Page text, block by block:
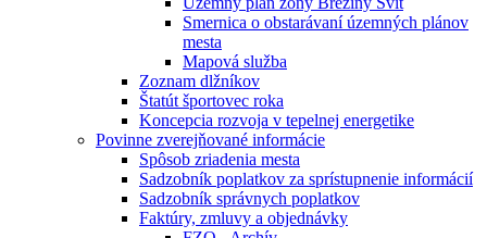
Smernica o obstarávaní územných plánov
mesta
Mapová služba
Zoznam dlžníkov
Štatút športovec roka
Koncepcia rozvoja v tepelnej energetike
Povinne zverejňované informácie
Spôsob zriadenia mesta
Sadzobník poplatkov za sprístupnenie informácií
Sadzobník správnych poplatkov
Faktúry, zmluvy a objednávky